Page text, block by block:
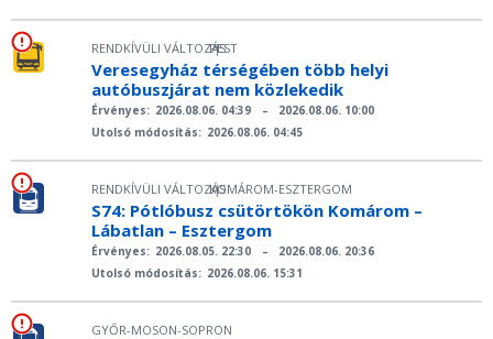
RENDKÍVÜLI VÁLTOZÁS
|
PEST
Veresegyház térségében több helyi
autóbuszjárat nem közlekedik
Érvényes: 2026.08.06. 04:39 –
2026.08.06. 10:00
Utolsó módosítás: 2026.08.06. 04:45
RENDKÍVÜLI VÁLTOZÁS
|
KOMÁROM-ESZTERGOM
S74: Pótlóbusz csütörtökön Komárom –
Lábatlan – Esztergom
Érvényes: 2026.08.05. 22:30 –
2026.08.06. 20:36
Utolsó módosítás: 2026.08.06. 15:31
GYŐR-MOSON-SOPRON